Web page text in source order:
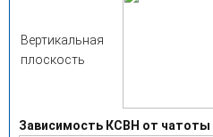
Вертикальная
плоскость
Зависимость КСВН от чатоты